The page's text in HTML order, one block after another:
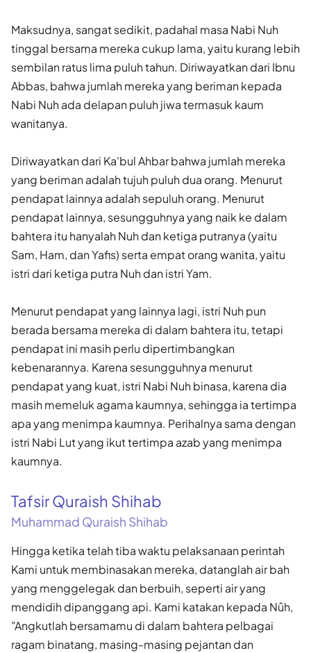
Maksudnya, sangat sedikit, padahal masa Nabi Nuh
tinggal bersama mereka cukup lama, yaitu kurang lebih
sembilan ratus lima puluh tahun. Diriwayatkan dari Ibnu
Abbas, bahwa jumlah mereka yang beriman kepada
Nabi Nuh ada delapan puluh jiwa termasuk kaum
wanitanya.
Diriwayatkan dari Ka'bul Ahbar bahwa jumlah mereka
yang ber­iman adalah tujuh puluh dua orang. Menurut
pendapat lainnya adalah sepuluh orang. Menurut
pendapat lainnya, sesungguhnya yang naik ke dalam
bahtera itu hanyalah Nuh dan ketiga putranya (yaitu
Sam, Ham, dan Yafis) serta empat orang wanita, yaitu
istri dari ketiga putra Nuh dan istri Yam.
Menurut pendapat yang lainnya lagi, istri Nuh pun
berada bersama mereka di dalam bahtera itu, tetapi
pendapat ini masih perlu dipertimbang­kan
kebenarannya. Karena sesungguhnya menurut
pendapat yang kuat, istri Nabi Nuh binasa, karena dia
masih memeluk agama kaumnya, sehingga ia tertimpa
apa yang menimpa kaumnya. Perihalnya sama dengan
istri Nabi Lut yang ikut tertimpa azab yang menimpa
kaumnya.
Tafsir Quraish Shihab
Muhammad Quraish Shihab
Hingga ketika telah tiba waktu pelaksanaan perintah
Kami untuk membinasakan mereka, datanglah air bah
yang menggelegak dan berbuih, seperti air yang
mendidih dipanggang api. Kami katakan kepada Nûh,
"Angkutlah bersamamu di dalam bahtera pelbagai
ragam binatang, masing-masing pejantan dan